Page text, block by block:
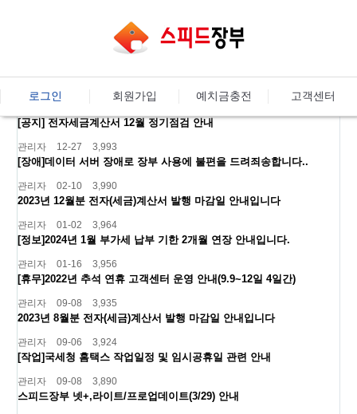
로그인 회원가입 예치금충전 고객센터
[공지] 전자세금계산서 12월 정기점검 안내
관리자 12-27 3,993
[장애]데이터 서버 장애로 장부 사용에 불편을 드려죄송합니다..
관리자 02-10 3,990
2023년 12월분 전자(세금)계산서 발행 마감일 안내입니다
관리자 01-02 3,964
[정보]2024년 1월 부가세 납부 기한 2개월 연장 안내입니다.
관리자 01-16 3,956
[휴무]2022년 추석 연휴 고객센터 운영 안내(9.9~12일 4일간)
관리자 09-08 3,935
2023년 8월분 전자(세금)계산서 발행 마감일 안내입니다
관리자 09-06 3,924
[작업]국세청 홈택스 작업일정 및 임시공휴일 관련 안내
관리자 09-08 3,890
스피드장부 넷+,라이트/프로업데이트(3/29) 안내